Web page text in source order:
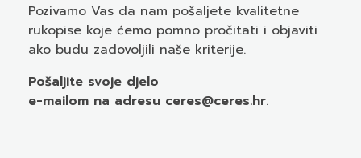
Pozivamo Vas da nam pošaljete kvalitetne
rukopise koje ćemo pomno pročitati i objaviti
ako budu zadovoljili naše kriterije.
Pošaljite svoje djelo
e-mailom na adresu ceres@ceres.hr.